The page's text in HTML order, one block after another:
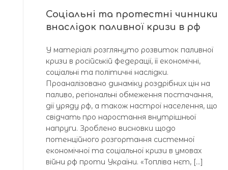
Соціальні та протестні чинники
внаслідок паливної кризи в рф
У матеріалі розглянуто розвиток паливної
кризи в російській федерації, її економічні,
соціальні та політичні наслідки.
Проаналізовано динаміку роздрібних цін на
паливо, регіональні обмеження постачання,
дії уряду рф, а також настрої населення, що
свідчать про наростання внутрішньої
напруги. Зроблено висновки щодо
потенційного розгортання системної
економічної та соціальної кризи в умовах
війни рф проти України. «Топліва нєт, […]